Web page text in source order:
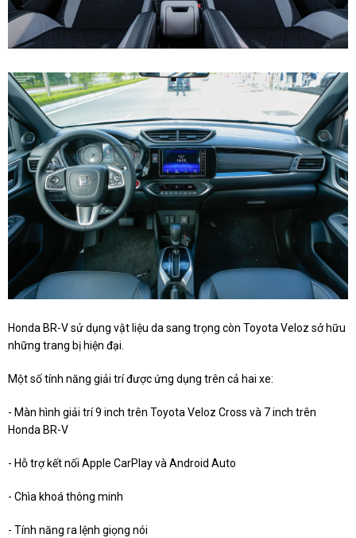
Honda BR-V sử dụng vật liệu da sang trọng còn Toyota Veloz sở hữu
những trang bị hiện đại.
Một số tính năng giải trí được ứng dụng trên cả hai xe:
- Màn hình giải trí 9 inch trên Toyota Veloz Cross và 7 inch trên
Honda BR-V
- Hỗ trợ kết nối Apple CarPlay và Android Auto
- Chìa khoá thông minh
- Tính năng ra lệnh giọng nói